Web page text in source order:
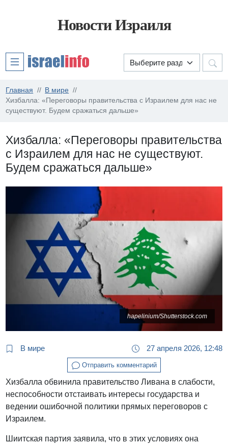
Новости Израиля
Главная
В мире
Хизбалла: «Переговоры правительства с Израилем для нас не
существуют. Будем сражаться дальше»
Хизбалла: «Переговоры правительства
с Израилем для нас не существуют.
Будем сражаться дальше»
hapelinium/Shutterstock.com
В мире 27 апреля 2026, 12:48
Отправить комментарий
Хизбалла обвинила правительство Ливана в слабости,
неспособности отстаивать интересы государства и
ведении ошибочной политики прямых переговоров с
Израилем.
Шиитская партия заявила, что в этих условиях она